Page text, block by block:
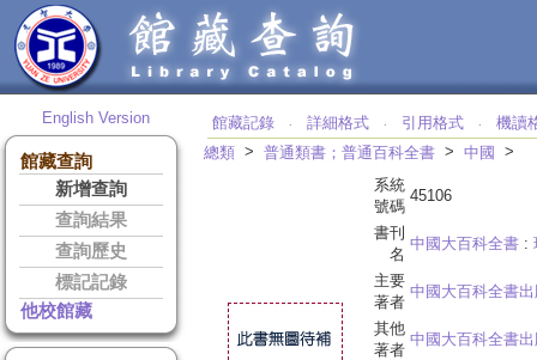
English Version
館藏查詢
新增查詢
查詢結果
查詢歷史
標記記錄
他校館藏
館藏記錄 ‧ 詳細格式 ‧ 引用格式 ‧
機讀
總類 > 普通類書；普通百科全書 > 中國
>
系統
號碼
45106
書刊
名
中國大百科全書 :
主要
著者
中國大百科全書
其他
著者
中國大百科全書